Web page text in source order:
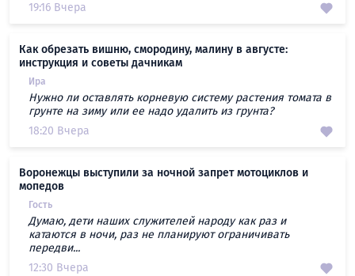
19:16 Вчера
Как обрезать вишню, смородину, малину в августе:
инструкция и советы дачникам
Ира
Нужно ли оставлять корневую систему растения томата в
грунте на зиму или ее надо удалить из грунта?
18:20 Вчера
Воронежцы выступили за ночной запрет мотоциклов и
мопедов
Гость
Думаю, дети наших служителей народу как раз и
катаются в ночи, раз не планируют ограничивать
передви...
12:30 Вчера